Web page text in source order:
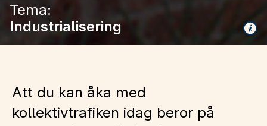
Tema:
Industrialisering
Att du kan åka med
kollektivtrafiken idag beror på